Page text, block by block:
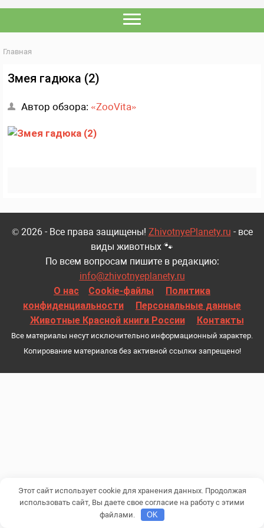
Главная
Змея гадюка (2)
Автор обзора: «ZooVita»
© 2026 - Все права защищены! ZhivotnyePlanety.ru - все
виды животных 🐾
По всем вопросам пишите в редакцию:
info@zhivotnyeplanety.ru
О нас
Cookie-файлы
Политика
конфиденциальности
Персональные данные
Животные Красной книги России
Контакты
Все материалы несут исключительно информационный характер.
Копирование материалов без активной ссылки запрещено!
Этот сайт использует cookie для хранения данных. Продолжая
использовать сайт, Вы даете свое согласие на работу с этими
файлами.
OK